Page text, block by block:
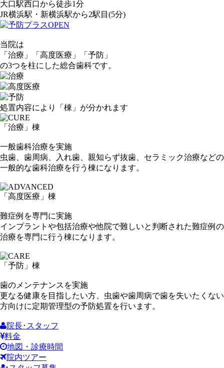
大口駅西口から徒歩1分
JR横浜駅・新横浜駅から2駅目 (5分)
当院は
「 治療」 「 高度医療」 「 予防」
の3つを柱にした総合歯科です。
処置内容により「棟」が分かれます
「治療」 棟
一般歯科治療を実施
虫歯、歯周病、入れ歯、親知らず抜歯、セラミック治療などの
一般的な歯科治療を行う棟になります。
「高度医療」 棟
難症例を専門に実施
インプラントや包括治療や他院で難しいと判断された難症例の
治療を専門に行う棟になります。
「予防」 棟
歯のメンテナンスを実施
更なる健康を目指したい方、虫歯や歯周病で歯を失いたくない
方向けに定期管理型の予防処置を行います。
院長･スタッフ
料金
地図・診療時間
院内ツアー